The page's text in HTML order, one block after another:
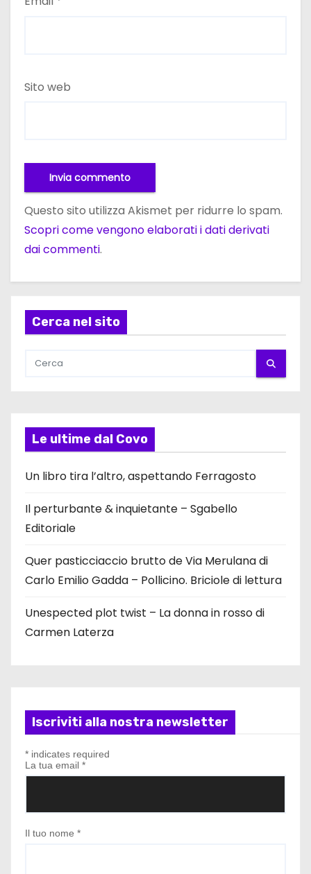
Sito web
Questo sito utilizza Akismet per ridurre lo spam.
Scopri come vengono elaborati i dati derivati
dai commenti.
Cerca nel sito
Le ultime dal Covo
Un libro tira l’altro, aspettando Ferragosto
Il perturbante & inquietante – Sgabello
Editoriale
Quer pasticciaccio brutto de Via Merulana di
Carlo Emilio Gadda – Pollicino. Briciole di lettura
Unespected plot twist – La donna in rosso di
Carmen Laterza
Iscriviti alla nostra newsletter
* indicates required
La tua email *
Il tuo nome *